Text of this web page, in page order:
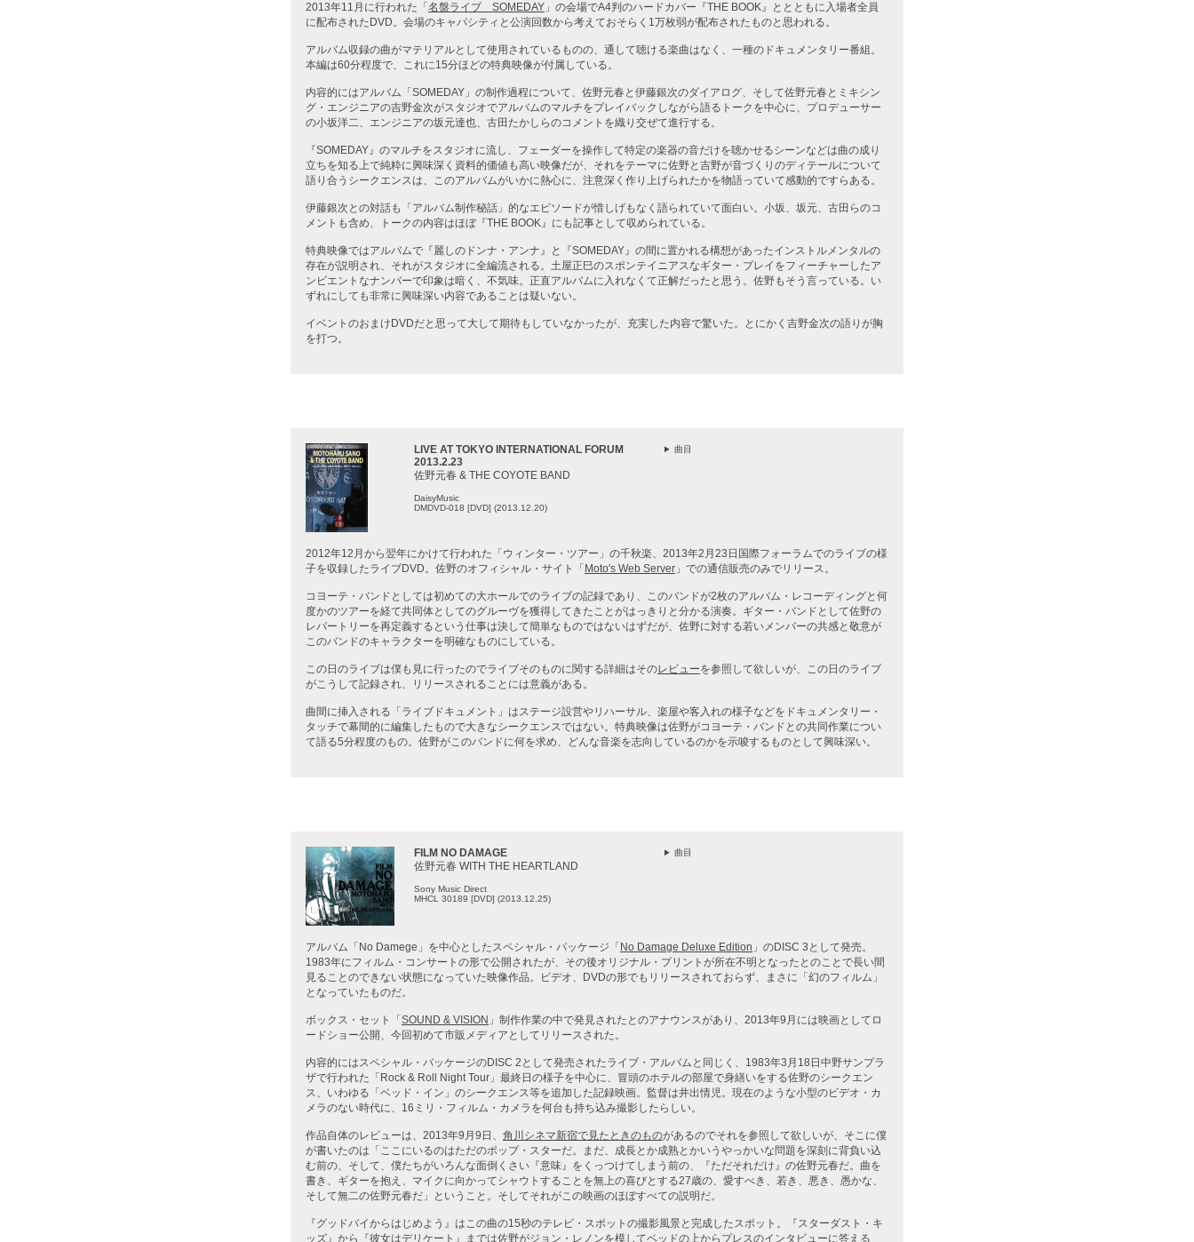
2013年11月に行われた「 名盤ライブ SOMEDAY 」の会場でA4判のハードカバー『THE BOOK』ととともに入場者全員
に配布されたDVD。会場のキャパシティと公演回数から考えておそらく1万枚弱が配布されたものと思われる。
アルバム収録の曲がマテリアルとして使用されているものの、通して聴ける楽曲はなく、一種のドキュメンタリー番組。
本編は60分程度で、これに15分ほどの特典映像が付属している。
内容的にはアルバム「SOMEDAY」の制作過程について、佐野元春と伊藤銀次のダイアログ、そして佐野元春とミキシン
グ・エンジニアの吉野金次がスタジオでアルバムのマルチをプレイバックしながら語るトークを中心に、プロデューサー
の小坂洋二、エンジニアの坂元達也、古田たかしらのコメントを織り交ぜて進行する。
『SOMEDAY』のマルチをスタジオに流し、フェーダーを操作して特定の楽器の音だけを聴かせるシーンなどは曲の成り
立ちを知る上で純粋に興味深く資料的価値も高い映像だが、それをテーマに佐野と吉野が音づくりのディテールについて
語り合うシークエンスは、このアルバムがいかに熱心に、注意深く作り上げられたかを物語っていて感動的ですらある。
伊藤銀次との対話も「アルバム制作秘話」的なエピソードが惜しげもなく語られていて面白い。小坂、坂元、古田らのコ
メントも含め、トークの内容はほぼ『THE BOOK』にも記事として収められている。
特典映像ではアルバムで『麗しのドンナ・アンナ』と『SOMEDAY』の間に置かれる構想があったインストルメンタルの
存在が説明され、それがスタジオに全編流される。土屋正巳のスポンテイニアスなギター・プレイをフィーチャーしたア
ンビエントなナンバーで印象は暗く、不気味。正直アルバムに入れなくて正解だったと思う。佐野もそう言っている。い
ずれにしても非常に興味深い内容であることは疑いない。
イベントのおまけDVDだと思って大して期待もしていなかったが、充実した内容で驚いた。とにかく吉野金次の語りが胸
を打つ。
LIVE AT TOKYO INTERNATIONAL FORUM
2013.2.23
佐野元春 & THE COYOTE BAND
DaisyMusic
DMDVD-018 [DVD] (2013.12.20)
曲目
2012年12月から翌年にかけて行われた「ウィンター・ツアー」の千秋楽、2013年2月23日国際フォーラムでのライブの様
子を収録したライブDVD。佐野のオフィシャル・サイト「 Moto's Web Server 」での通信販売のみでリリース。
コヨーテ・バンドとしては初めての大ホールでのライブの記録であり、このバンドが2枚のアルバム・レコーディングと何
度かのツアーを経て共同体としてのグルーヴを獲得してきたことがはっきりと分かる演奏。ギター・バンドとして佐野の
レパートリーを再定義するという仕事は決して簡単なものではないはずだが、佐野に対する若いメンバーの共感と敬意が
このバンドのキャラクターを明確なものにしている。
この日のライブは僕も見に行ったのでライブそのものに関する詳細はそのレビューを参照して欲しいが、この日のライブ
がこうして記録され、リリースされることには意義がある。
曲間に挿入される「ライブドキュメント」はステージ設営やリハーサル、楽屋や客入れの様子などをドキュメンタリー・
タッチで幕間的に編集したもので大きなシークエンスではない。特典映像は佐野がコヨーテ・バンドとの共同作業につい
て語る5分程度のもの。佐野がこのバンドに何を求め、どんな音楽を志向しているのかを示唆するものとして興味深い。
FILM NO DAMAGE
佐野元春 WITH THE HEARTLAND
Sony Music Direct
MHCL 30189 [DVD] (2013.12.25)
曲目
アルバム「No Damege」を中心としたスペシャル・パッケージ「 No Damage Deluxe Edition 」のDISC 3として発売。
1983年にフィルム・コンサートの形で公開されたが、その後オリジナル・プリントが所在不明となったとのことで長い間
見ることのできない状態になっていた映像作品。ビデオ、DVDの形でもリリースされておらず、まさに「幻のフィルム」
となっていたものだ。
ボックス・セット「 SOUND & VISION 」制作作業の中で発見されたとのアナウンスがあり、2013年9月には映画としてロ
ードショー公開、今回初めて市販メディアとしてリリースされた。
内容的にはスペシャル・パッケージのDISC 2として発売されたライブ・アルバムと同じく、1983年3月18日中野サンプラ
ザで行われた「Rock & Roll Night Tour」最終日の様子を中心に、冒頭のホテルの部屋で身繕いをする佐野のシークエン
ス、いわゆる「ベッド・イン」のシークエンス等を追加した記録映画。監督は井出情児。現在のような小型のビデオ・カ
メラのない時代に、16ミリ・フィルム・カメラを何台も持ち込み撮影したらしい。
作品自体のレビューは、2013年9月9日、 角川シネマ新宿で見たときのものがあるのでそれを参照して欲しいが、そこに僕
が書いたのは「ここにいるのはただのポップ・スターだ。まだ、成長とか成熟とかいうやっかいな問題を深刻に背負い込
む前の、そして、僕たちがいろんな面倒くさい『意味』をくっつけてしまう前の、『ただそれだけ』の佐野元春だ。曲を
書き、ギターを抱え、マイクに向かってシャウトすることを無上の喜びとする27歳の、愛すべき、若き、悪き、愚かな、
そして無二の佐野元春だ」ということ。そしてそれがこの映画のほぼすべての説明だ。
『グッドバイからはじめよう』はこの曲の15秒のテレビ・スポットの撮影風景と完成したスポット。『スターダスト・キ
ッズ』から『彼女はデリケート』までは佐野がジョン・レノンを模してベッドの上からプレスのインタビューに答える